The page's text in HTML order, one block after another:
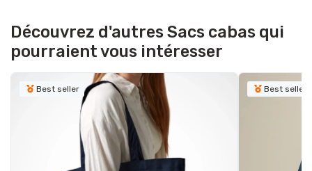
Découvrez d'autres Sacs cabas qui
pourraient vous intéresser
Best seller Best seller